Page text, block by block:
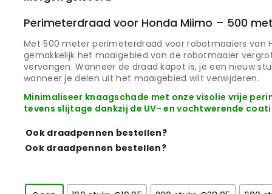
Perimeterdraad voor Honda Miimo – 500
Met 500 meter perimeterdraad voor robotmaaiers van
gemakkelijk het maaigebied van de robotmaaier
vervangen. Wanneer de draad kapot is, je een nieuw
wanneer je delen uit het maaigebied wilt verwijderen.
Minimaliseer knaagschade met onze visolie vrije
tevens slijtage dankzij de UV- en vochtwerende
Ook draadpennen bestellen?
Ook draadpennen bestellen?